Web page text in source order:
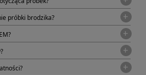
próbki brodzika?